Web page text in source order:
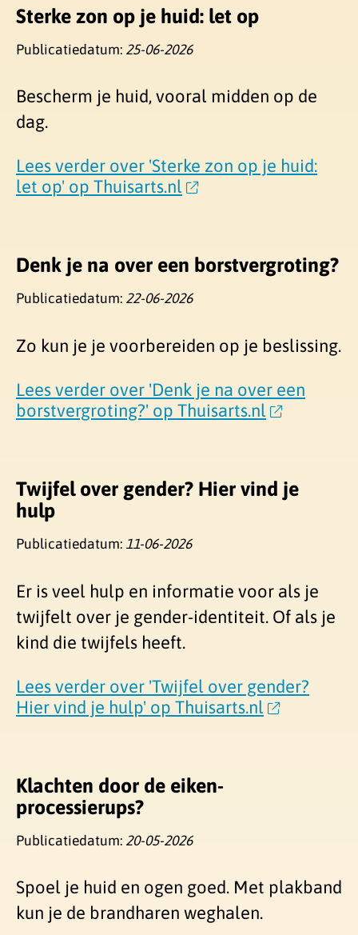
Sterke zon op je huid: let op
Publicatiedatum: 25-06-2026
Bescherm je huid, vooral midden op de
dag.
Lees verder over 'Sterke zon op je huid:
let op' op Thuisarts.nl
Denk je na over een borstvergroting?
Publicatiedatum: 22-06-2026
Zo kun je je voorbereiden op je beslissing.
Lees verder over 'Denk je na over een
borstvergroting?' op Thuisarts.nl
Twijfel over gender? Hier vind je
hulp
Publicatiedatum: 11-06-2026
Er is veel hulp en informatie voor als je
twijfelt over je gender-identiteit. Of als je
kind die twijfels heeft.
Lees verder over 'Twijfel over gender?
Hier vind je hulp' op Thuisarts.nl
Klachten door de eiken-
processierups?
Publicatiedatum: 20-05-2026
Spoel je huid en ogen goed. Met plakband
kun je de brandharen weghalen.